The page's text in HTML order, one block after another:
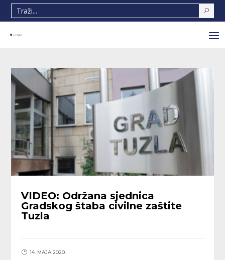
VIDEO: Održana sjednica
Gradskog štaba civilne zaštite
Tuzla
14. MAJA 2020.